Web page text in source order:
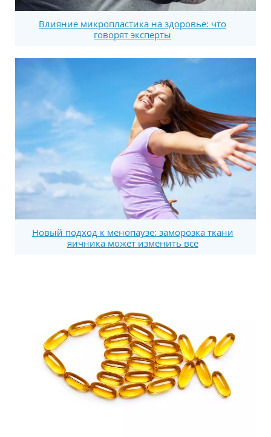
Влияние микропластика на здоровье: что
говорят эксперты
Новый подход к менопаузе: заморозка ткани
яичника может изменить все